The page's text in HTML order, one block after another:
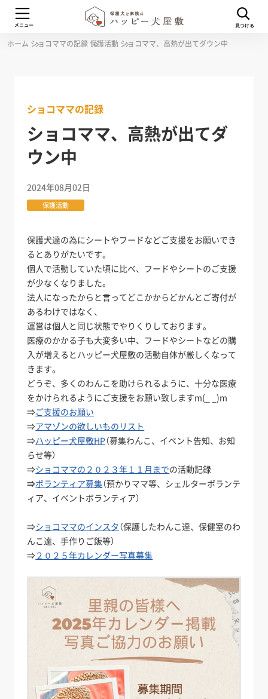
ホーム ショコママの記録保護活動 ショコママ、高熱が出てダウン中
ショコママの記録
ショコママ、高熱が出てダ
ウン中
2024年08月02日
保護活動
保護犬達の為にシートやフードなどご支援をお願いでき
るとありがたいです。
個人で活動していた頃に比べ、フードやシートのご支援
が少なくなりました。
法人になったからと言ってどこかからどかんとご寄付が
あるわけではなく、
運営は個人と同じ状態でやりくりしております。
医療のかかる子も大変多い中、フードやシートなどの購
入が増えるとハッピー犬屋敷の活動自体が厳しくなって
きます。
どうぞ、多くのわんこを助けられるように、十分な医療
をかけられるようにご支援をお願い致しますm(_ _)m
⇒ご支援のお願い
⇒アマゾンの欲しいものリスト
⇒ハッピー犬屋敷HP（募集わんこ、イベント告知、お知
らせ等）
⇒ショコママの２０２３年１１月までの活動記録
⇒ボランティア募集（預かりママ等、シェルターボランテ
ィア、イベントボランティア）
⇒ショコママのインスタ （保護したわんこ達、保健室のわ
んこ達、手作りご飯等）
⇒２０２５年カレンダー写真募集